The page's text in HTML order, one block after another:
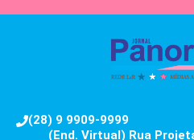
(28) 9 9909-9999
(End. Virtual) Rua